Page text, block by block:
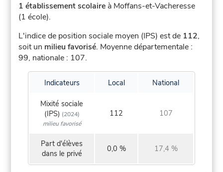
1 établissement scolaire à Moffans-et-Vacheresse
(1 école).
L'indice de position sociale moyen (IPS) est de 112,
soit un milieu favorisé. Moyenne départementale :
99, nationale : 107.
Indicateurs Local National
Mixité sociale
(IPS) (2024)
milieu favorisé
112 107
Part d'élèves
dans le privé
0,0 % 17,4 %